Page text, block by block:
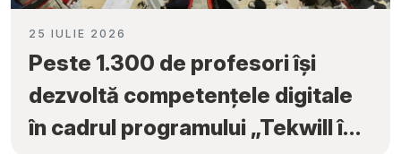
25 IULIE 2026
Peste 1.300 de profesori își
dezvoltă competențele digitale
în cadrul programului „Tekwill în